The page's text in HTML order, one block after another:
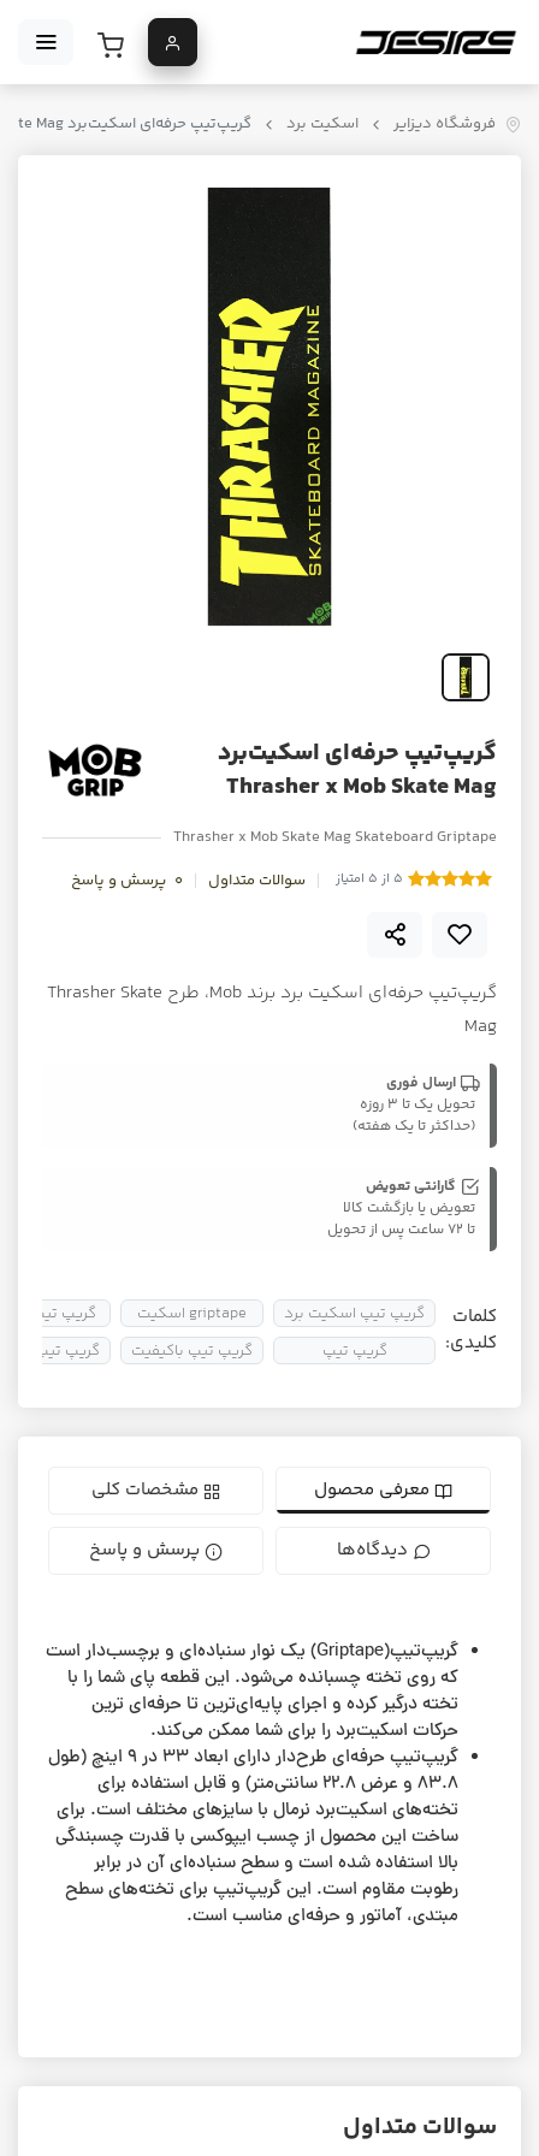
فروشگاه دیزایر اسکیت برد گریپ‌تیپ حرفه‌ای اسکیت‌برد Thrasher x Mob Skate Mag
گریپ‌تیپ حرفه‌ای اسکیت‌برد
Thrasher x Mob Skate Mag
Thrasher x Mob Skate Mag Skateboard Griptape
5 از 5 امتیاز سوالات متداول 0 پرسش و پاسخ
گریپ‌تیپ حرفه‌ای اسکیت برد برند Mob، طرح Thrasher Skate
Mag
ارسال فوری
تحویل یک تا ۳ روزه
(حداکثر تا یک هفته)
گارانتی تعویض
تعویض یا بازگشت کالا
تا ۷۲ ساعت پس از تحویل
کلمات
کلیدی:
گریپ تیپ اسکیت برد
گریپ تیپ
griptape اسکیت
گریپ تیپ باکیفیت
گریپ تیپ ضد
گریپ تیپ
معرفی محصول مشخصات کلی
دیدگاه‌ها پرسش و پاسخ
گریپ‌تیپ(Griptape) یک نوار سنباده‌ای و برچسب‌دار است
که روی تخته چسبانده می‌شود. این قطعه پای شما را با
تخته درگیر کرده و اجرای پایه‌ای‌ترین تا حرفه‌ای ترین
حرکات اسکیت‌برد را برای شما ممکن می‌کند.
گریپ‌تیپ حرفه‌ای طرح‌دار دارای ابعاد ۳۳ در ۹ اینچ (طول
۸۳.۸ و عرض ۲۲.۸ سانتی‌متر) و قابل استفاده برای
تخته‌های اسکیت‌برد نرمال با سایزهای مختلف است. برای
ساخت این محصول از چسب ایپوکسی با قدرت چسبندگی
بالا استفاده شده است و سطح سنباده‌ای آن در برابر
رطوبت مقاوم است. این گریپ‌تیپ برای تخته‌های سطح
مبتدی، آماتور و حرفه‌ای مناسب است.
سوالات متداول